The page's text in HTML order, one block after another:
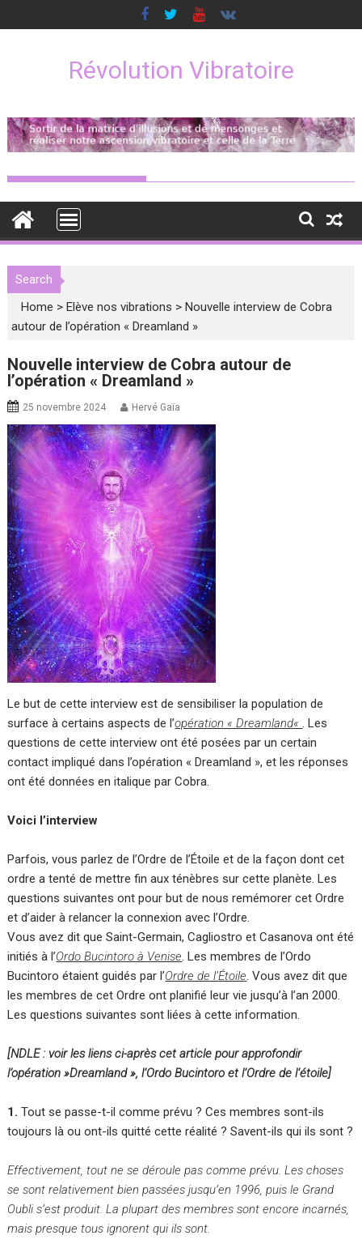
to
Révolution Vibratoire
Search
Home >Elève nos vibrations >Nouvelle interview de Cobra
autour de l’opération « Dreamland »
Nouvelle interview de Cobra autour de
l’opération « Dreamland »
25 novembre 2024 Hervé Gaïa
Le but de cette interview est de sensibiliser la population de
surface à certains aspects de l’opération « Dreamland«. Les
questions de cette interview ont été posées par un certain
contact impliqué dans l’opération « Dreamland », et les réponses
ont été données en italique par Cobra.
Voici l’interview
Parfois, vous parlez de l’Ordre de l’Étoile et de la façon dont cet
ordre a tenté de mettre fin aux ténèbres sur cette planète. Les
questions suivantes ont pour but de nous remémorer cet Ordre
et d’aider à relancer la connexion avec l’Ordre.
Vous avez dit que Saint-Germain, Cagliostro et Casanova ont été
initiés à l’Ordo Bucintoro à Venise. Les membres de l’Ordo
Bucintoro étaient guidés par l’Ordre de l’Étoile. Vous avez dit que
les membres de cet Ordre ont planifié leur vie jusqu’à l’an 2000.
Les questions suivantes sont liées à cette information.
[NDLE : voir les liens ci-après cet article pour approfondir
l’opération »Dreamland », l’Ordo Bucintoro et l’Ordre de l’étoile]
1. Tout se passe-t-il comme prévu ? Ces membres sont-ils
toujours là ou ont-ils quitté cette réalité ? Savent-ils qui ils sont ?
Effectivement, tout ne se déroule pas comme prévu. Les choses
se sont relativement bien passées jusqu’en 1996, puis le Grand
Oubli s’est produit. La plupart des membres sont encore incarnés,
mais presque tous ignorent qui ils sont.